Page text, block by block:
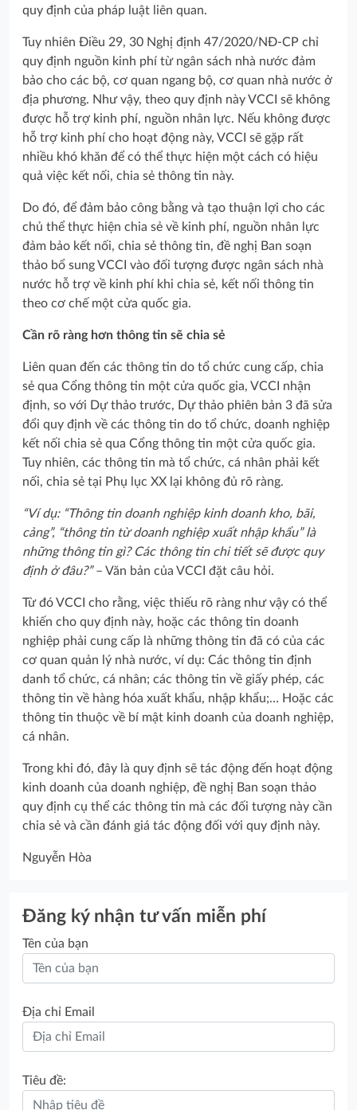
quy định của pháp luật liên quan.
Tuy nhiên Điều 29, 30 Nghị định 47/2020/NĐ-CP chỉ
quy định nguồn kinh phí từ ngân sách nhà nước đảm
bảo cho các bộ, cơ quan ngang bộ, cơ quan nhà nước ở
địa phương. Như vậy, theo quy định này VCCI sẽ không
được hỗ trợ kinh phí, nguồn nhân lực. Nếu không được
hỗ trợ kinh phí cho hoạt động này, VCCI sẽ gặp rất
nhiều khó khăn để có thể thực hiện một cách có hiệu
quả việc kết nối, chia sẻ thông tin này.
Do đó, để đảm bảo công bằng và tạo thuận lợi cho các
chủ thể thực hiện chia sẻ về kinh phí, nguồn nhân lực
đảm bảo kết nối, chia sẻ thông tin, đề nghị Ban soạn
thảo bổ sung VCCI vào đối tượng được ngân sách nhà
nước hỗ trợ về kinh phí khi chia sẻ, kết nối thông tin
theo cơ chế một cửa quốc gia.
Cần rõ ràng hơn thông tin sẽ chia sẻ
Liên quan đến các thông tin do tổ chức cung cấp, chia
sẻ qua Cổng thông tin một cửa quốc gia, VCCI nhận
định, so với Dự thảo trước, Dự thảo phiên bản 3 đã sửa
đổi quy định về các thông tin do tổ chức, doanh nghiệp
kết nối chia sẻ qua Cổng thông tin một cửa quốc gia.
Tuy nhiên, các thông tin mà tổ chức, cá nhân phải kết
nối, chia sẻ tại Phụ lục XX lại không đủ rõ ràng.
“Ví dụ: “Thông tin doanh nghiệp kinh doanh kho, bãi,
cảng”, “thông tin từ doanh nghiệp xuất nhập khẩu” là
những thông tin gì? Các thông tin chi tiết sẽ được quy
định ở đâu?”– Văn bản của VCCI đặt câu hỏi.
Từ đó VCCI cho rằng, việc thiếu rõ ràng như vậy có thể
khiến cho quy định này, hoặc các thông tin doanh
nghiệp phải cung cấp là những thông tin đã có của các
cơ quan quản lý nhà nước, ví dụ: Các thông tin định
danh tổ chức, cá nhân; các thông tin về giấy phép, các
thông tin về hàng hóa xuất khẩu, nhập khẩu;… Hoặc các
thông tin thuộc về bí mật kinh doanh của doanh nghiệp,
cá nhân.
Trong khi đó, đây là quy định sẽ tác động đến hoạt động
kinh doanh của doanh nghiệp, đề nghị Ban soạn thảo
quy định cụ thể các thông tin mà các đối tượng này cần
chia sẻ và cần đánh giá tác động đối với quy định này.
Nguyễn Hòa
Đăng ký nhận tư vấn miễn phí
Tên của bạn
Địa chỉ Email
Tiêu đề: